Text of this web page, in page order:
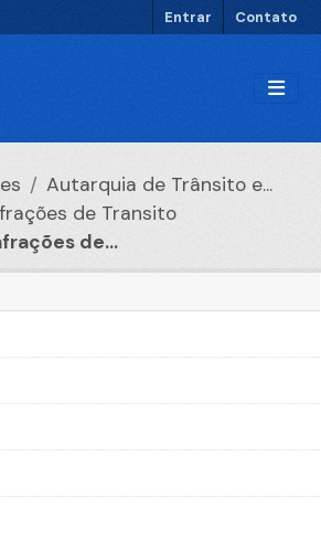
Entrar Contato
Autarquia de Trânsito e...
de Transito
de...